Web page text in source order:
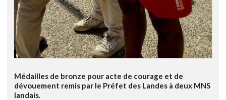
Médailles de bronze pour acte de courage et de
dévouement remis par le Préfet des Landes à deux MNS
landais.